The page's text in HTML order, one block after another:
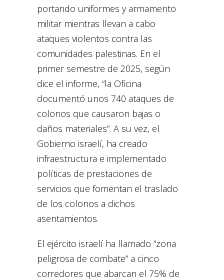
portando uniformes y armamento
militar mientras llevan a cabo
ataques violentos contra las
comunidades palestinas. En el
primer semestre de 2025, según
dice el informe, “la Oficina
documentó unos 740 ataques de
colonos que causaron bajas o
daños materiales”. A su vez, el
Gobierno israelí, ha creado
infraestructura e implementado
políticas de prestaciones de
servicios que fomentan el traslado
de los colonos a dichos
asentamientos.
El ejército israelí ha llamado “zona
peligrosa de combate” a cinco
corredores que abarcan el 75% de